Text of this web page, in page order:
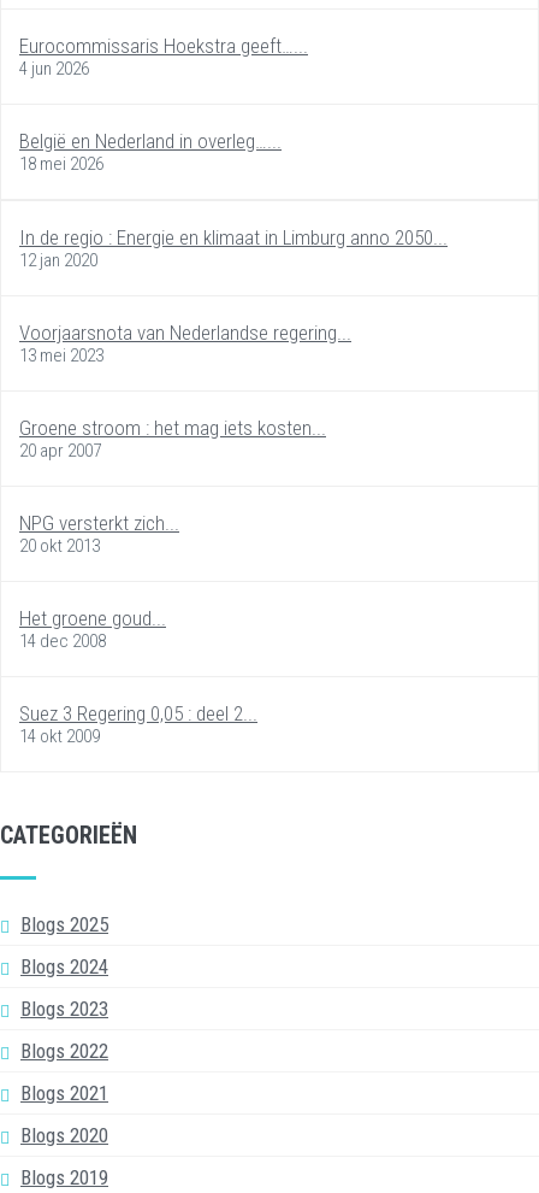
Eurocommissaris Hoekstra geeft…...
4 jun 2026
België en Nederland in overleg…...
18 mei 2026
In de regio : Energie en klimaat in Limburg anno 2050...
12 jan 2020
Voorjaarsnota van Nederlandse regering...
13 mei 2023
Groene stroom : het mag iets kosten...
20 apr 2007
NPG versterkt zich...
20 okt 2013
Het groene goud...
14 dec 2008
Suez 3 Regering 0,05 : deel 2...
14 okt 2009
CATEGORIEËN
Blogs 2025
Blogs 2024
Blogs 2023
Blogs 2022
Blogs 2021
Blogs 2020
Blogs 2019